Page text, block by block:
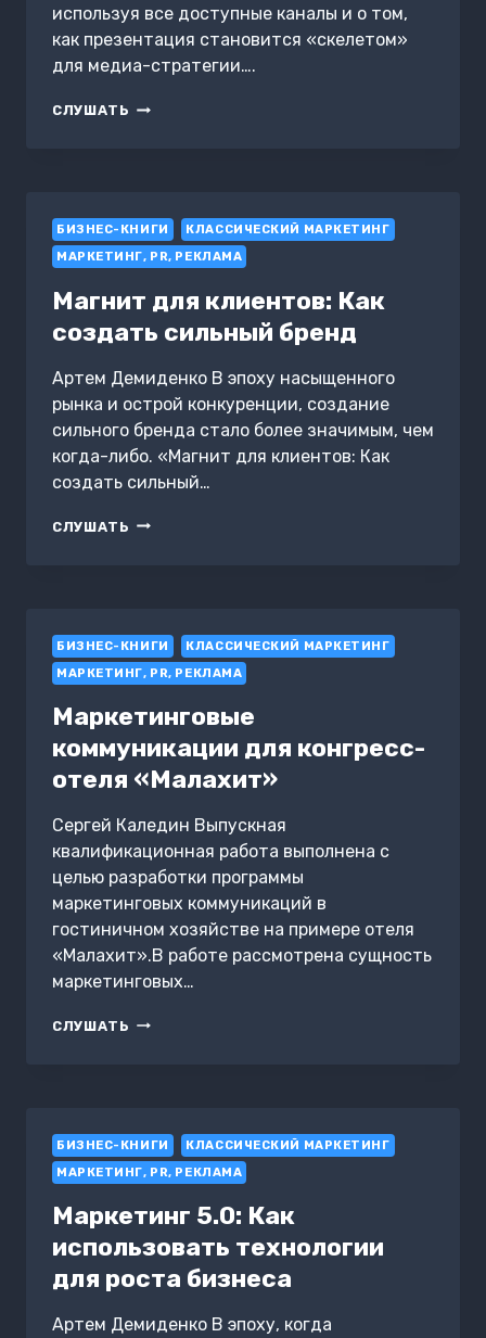
используя все доступные каналы и о том,
как презентация становится «скелетом»
для медиа-стратегии….
СЛУШАТЬ ДИЗАЙНЕР
БИЗНЕС-КНИГИ
КЛАССИЧЕСКИЙ МАРКЕТИНГ
МАРКЕТИНГ, PR, РЕКЛАМА
Магнит для клиентов: Как
создать сильный бренд
Артем Демиденко В эпоху насыщенного
рынка и острой конкуренции, создание
сильного бренда стало более значимым, чем
когда-либо. «Магнит для клиентов: Как
создать сильный…
СЛУШАТЬ МАГНИТ
БРЕНД
БИЗНЕС-КНИГИ
КЛАССИЧЕСКИЙ МАРКЕТИНГ
МАРКЕТИНГ, PR, РЕКЛАМА
Маркетинговые
коммуникации для конгресс-
отеля «Малахит»
Сергей Каледин Выпускная
квалификационная работа выполнена с
целью разработки программы
маркетинговых коммуникаций в
гостиничном хозяйстве на примере отеля
«Малахит».В работе рассмотрена сущность
маркетинговых…
СЛУШАТЬ МАРКЕТИНГОВЫЕ
БИЗНЕС-КНИГИ
КЛАССИЧЕСКИЙ МАРКЕТИНГ
МАРКЕТИНГ, PR, РЕКЛАМА
Маркетинг 5.0: Как
использовать технологии
для роста бизнеса
Артем Демиденко В эпоху, когда